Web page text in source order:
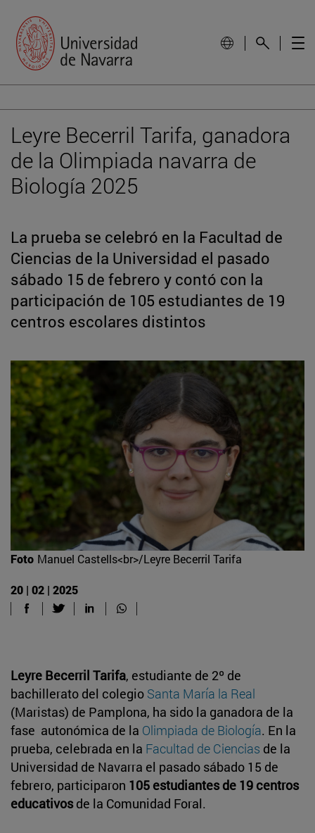
Leyre Becerril Tarifa, ganadora
de la Olimpiada navarra de
Biología 2025
La prueba se celebró en la Facultad de
Ciencias de la Universidad el pasado
sábado 15 de febrero y contó con la
participación de 105 estudiantes de 19
centros escolares distintos
Foto Manuel Castells<br>/Leyre Becerril Tarifa
20 | 02 | 2025
Leyre Becerril Tarifa, estudiante de 2º de
bachillerato del colegio Santa María la Real
(Maristas) de Pamplona, ha sido la ganadora de la
fase autonómica de la Olimpiada de Biología. En la
prueba, celebrada en la Facultad de Ciencias de la
Universidad de Navarra el pasado sábado 15 de
febrero, participaron 105 estudiantes de 19 centros
educativosde la Comunidad Foral.